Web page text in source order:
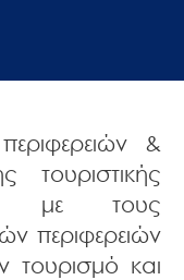
&
τουριστικής
με τους
περιφερειών
τουρισμό και